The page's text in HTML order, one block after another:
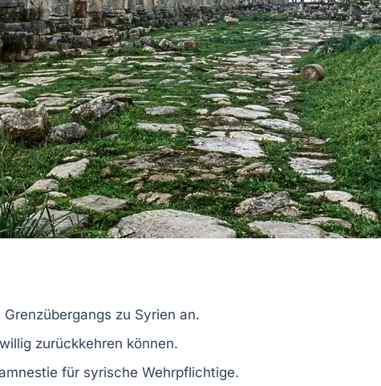
Grenzübergangs zu Syrien an.
zurückkehren können.
für syrische Wehrpflichtige.